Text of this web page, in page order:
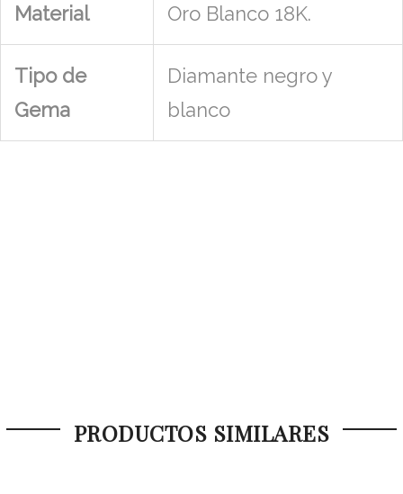
Material Oro Blanco 18K.
Tipo de
Gema
Diamante negro y
blanco
PRODUCTOS SIMILARES